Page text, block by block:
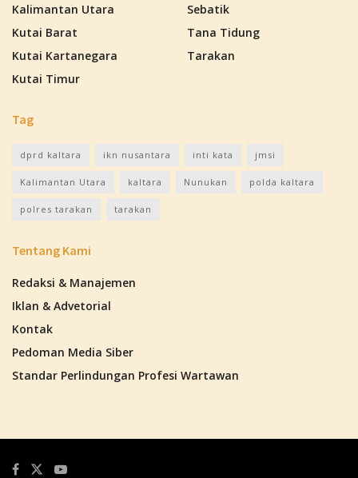
Kalimantan Utara
Kutai Barat
Kutai Kartanegara
Kutai Timur
Sebatik
Tana Tidung
Tarakan
Tag
dprd kaltara ikn nusantara inti kata jmsi
Kalimantan Utara kaltara Nunukan polda kaltara
polres tarakan tarakan
Tentang Kami
Redaksi & Manajemen
Iklan & Advetorial
Kontak
Pedoman Media Siber
Standar Perlindungan Profesi Wartawan